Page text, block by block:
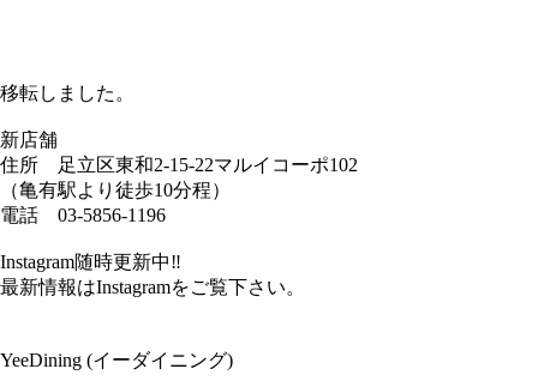
移転しました。
新店舗
住所 足立区東和2-15-22マルイコーポ102
（亀有駅より徒歩10分程）
電話 03-5856-1196
Instagram随時更新中‼︎
最新情報はInstagramをご覧下さい。
YeeDining (イーダイニング)